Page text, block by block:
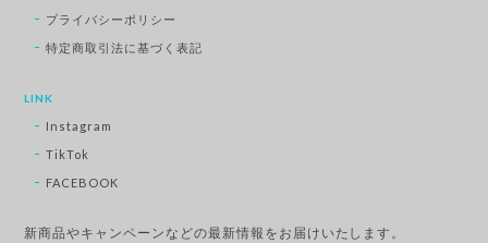
プライバシーポリシー
特定商取引法に基づく表記
LINK
Instagram
TikTok
FACEBOOK
新商品やキャンペーンなどの最新情報をお届けいたします。